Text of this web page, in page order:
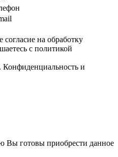
на обработку
c политикой
и
Вы готовы приобрести данное